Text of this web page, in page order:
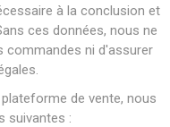
à la conclusion et
ces données, nous ne
commandes ni d'assurer
de vente, nous
suivantes :